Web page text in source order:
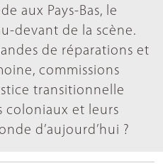
aux Pays-Bas, le
devant de la scène.
de réparations et
commissions
transitionnelle
coloniaux et leurs
d’aujourd’hui ?